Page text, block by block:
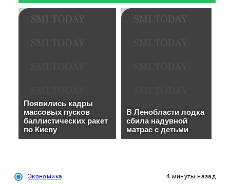
Экономика 4 минуты назад